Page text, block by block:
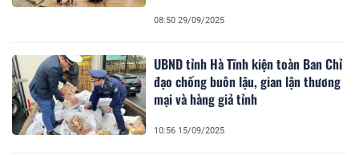
08:50 29/09/2025
UBND tỉnh Hà Tĩnh kiện toàn Ban Chỉ
đạo chống buôn lậu, gian lận thương
mại và hàng giả tỉnh
10:56 15/09/2025